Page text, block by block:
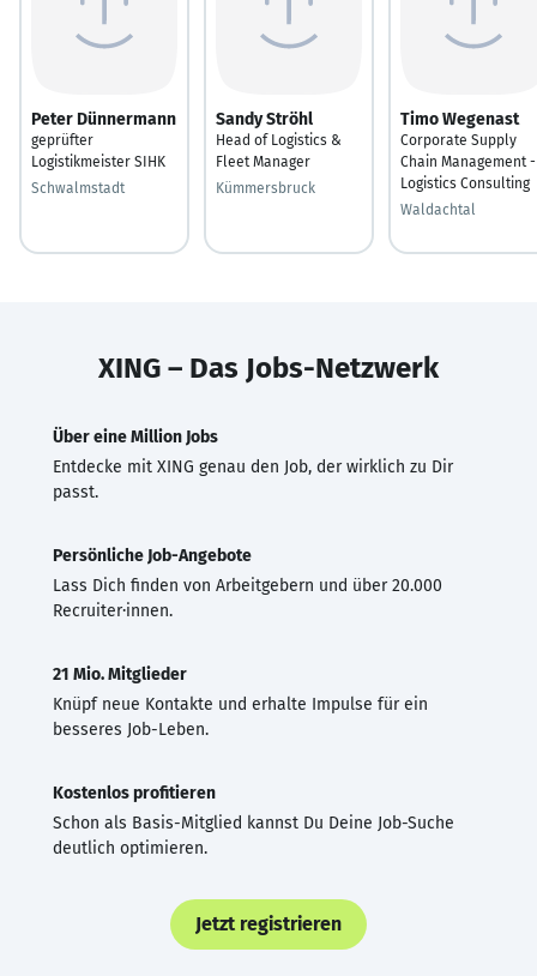
Peter Dünnermann
geprüfter
Logistikmeister SIHK
Schwalmstadt
Sandy Ströhl
Head of Logistics &
Fleet Manager
Kümmersbruck
Timo Wegenast
Corporate Supply
Chain Management -
Logistics Consulting
Waldachtal
XING – Das Jobs-Netzwerk
Über eine Million Jobs
Entdecke mit XING genau den Job, der wirklich zu Dir
passt.
Persönliche Job-Angebote
Lass Dich finden von Arbeitgebern und über 20.000
Recruiter·innen.
21 Mio. Mitglieder
Knüpf neue Kontakte und erhalte Impulse für ein
besseres Job-Leben.
Kostenlos profitieren
Schon als Basis-Mitglied kannst Du Deine Job-Suche
deutlich optimieren.
Jetzt registrieren